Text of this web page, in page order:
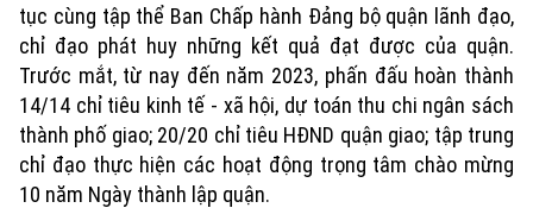
tục cùng tập thể Ban Chấp hành Đảng bộ quận lãnh đạo,
chỉ đạo phát huy những kết quả đạt được của quận.
Trước mắt, từ nay đến năm 2023, phấn đấu hoàn thành
14/14 chỉ tiêu kinh tế - xã hội, dự toán thu chi ngân sách
thành phố giao; 20/20 chỉ tiêu HĐND quận giao; tập trung
chỉ đạo thực hiện các hoạt động trọng tâm chào mừng
10 năm Ngày thành lập quận.